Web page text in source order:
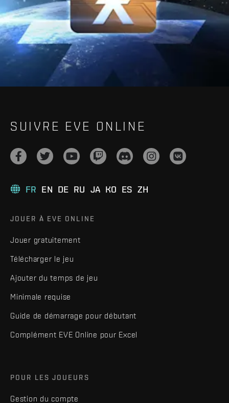
SUIVRE EVE ONLINE
FR EN DE RU JA KO ES ZH
JOUER À EVE ONLINE
Jouer gratuitement
Télécharger le jeu
Ajouter du temps de jeu
Minimale requise
Guide de démarrage pour débutant
Complément EVE Online pour Excel
POUR LES JOUEURS
Gestion du compte